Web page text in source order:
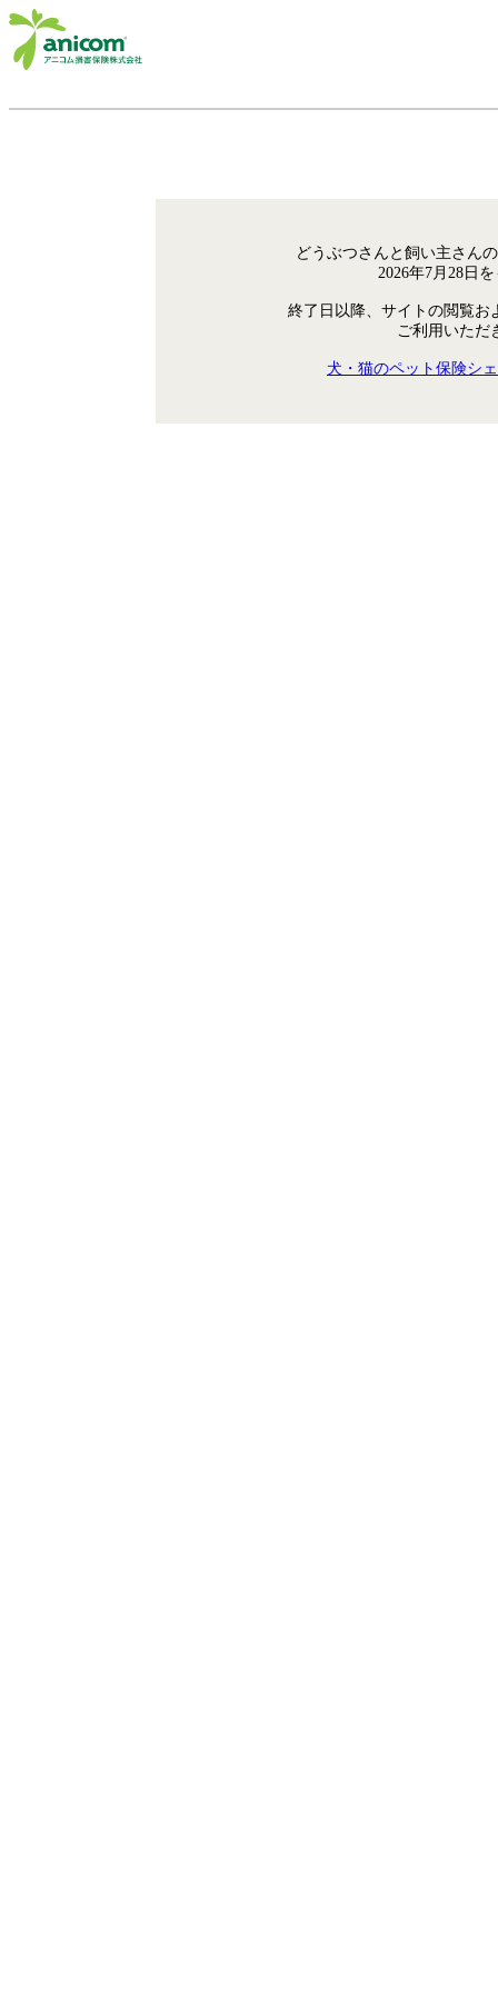
どうぶつさんと飼い主さん
2026年7月28日
終了日以降、サイトの閲覧お
ご利用いただ
犬・猫のペット保険シ